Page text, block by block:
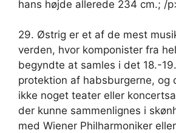
hans højde allerede 234 cm.; /
29. Østrig er et af de mest
verden, hvor komponister fra
begyndte at samles i det 18.-
protektion af habsburgerne, og
ikke noget teater eller
der kunne sammenlignes i
med Wiener Philharmoniker